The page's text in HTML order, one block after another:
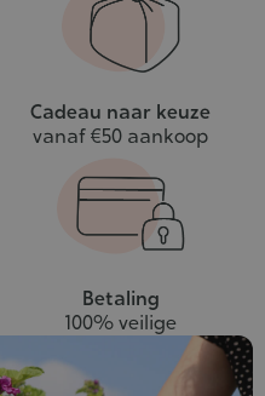
Cadeau naar keuze
vanaf €50 aankoop
Betaling
100% veilige